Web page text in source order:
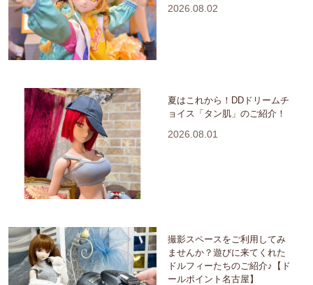
2026.08.02
夏はこれから！DDドリームチ
ョイス「タン肌」のご紹介！
2026.08.01
撮影スペースをご利用してみ
ませんか？遊びに来てくれた
ドルフィーたちのご紹介♪【ド
ールポイント名古屋】